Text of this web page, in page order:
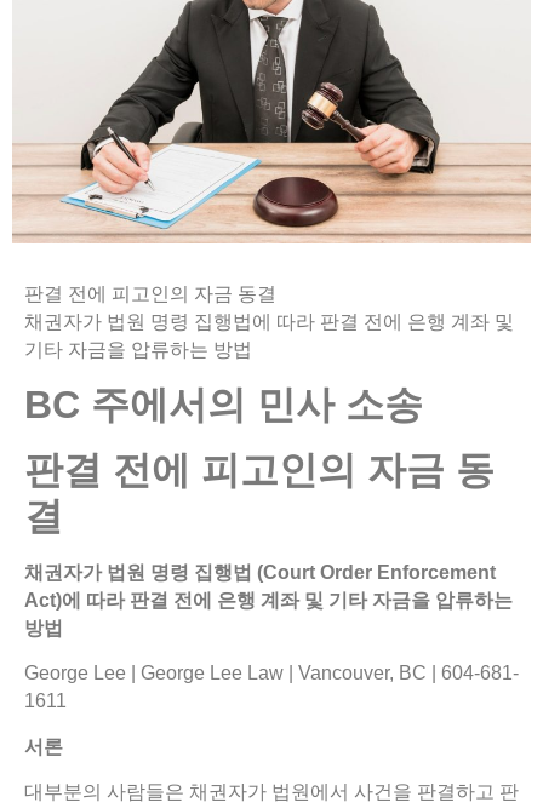
판결 전에 피고인의 자금 동결
채권자가 법원 명령 집행법에 따라 판결 전에 은행 계좌 및
기타 자금을 압류하는 방법
BC 주에서의 민사 소송
판결 전에 피고인의 자금 동
결
채권자가 법원 명령 집행법 (Court Order Enforcement
Act)에 따라 판결 전에 은행 계좌 및 기타 자금을 압류하는
방법
George Lee | George Lee Law | Vancouver, BC | 604-681-
1611
서론
대부분의 사람들은 채권자가 법원에서 사건을 판결하고 판